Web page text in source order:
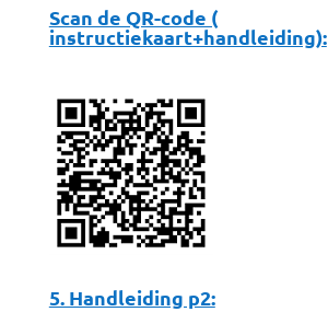
Scan de QR-code (
instructiekaart+handleiding):
5. Handleiding p2: